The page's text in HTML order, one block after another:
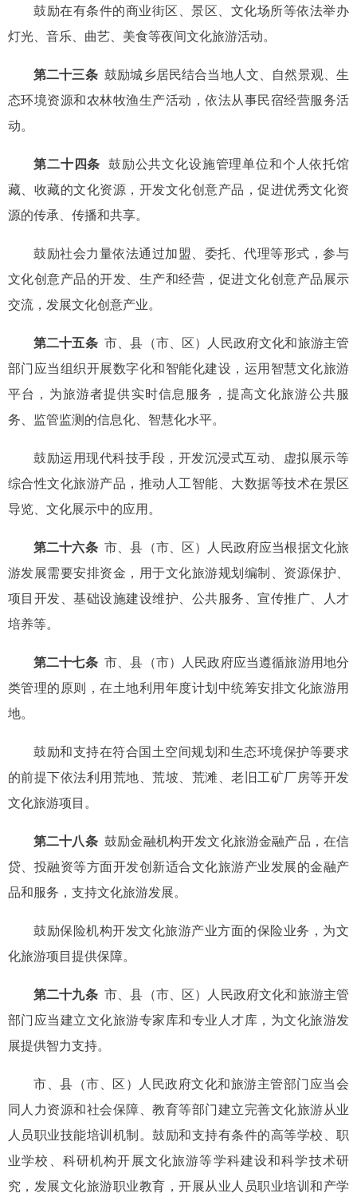
鼓励在有条件的商业街区、景区、文化场所等依法举办
灯光、音乐、曲艺、美食等夜间文化旅游活动。
第二十三条鼓励城乡居民结合当地人文、自然景观、生
态环境资源和农林牧渔生产活动，依法从事民宿经营服务活
动。
第二十四条 鼓励公共文化设施管理单位和个人依托馆
藏、收藏的文化资源，开发文化创意产品，促进优秀文化资
源的传承、传播和共享。
鼓励社会力量依法通过加盟、委托、代理等形式，参与
文化创意产品的开发、生产和经营，促进文化创意产品展示
交流，发展文化创意产业。
第二十五条市、县（市、区）人民政府文化和旅游主管
部门应当组织开展数字化和智能化建设，运用智慧文化旅游
平台，为旅游者提供实时信息服务，提高文化旅游公共服
务、监管监测的信息化、智慧化水平。
鼓励运用现代科技手段，开发沉浸式互动、虚拟展示等
综合性文化旅游产品，推动人工智能、大数据等技术在景区
导览、文化展示中的应用。
第二十六条市、县（市、区）人民政府应当根据文化旅
游发展需要安排资金，用于文化旅游规划编制、资源保护、
项目开发、基础设施建设维护、公共服务、宣传推广、人才
培养等。
第二十七条市、县（市）人民政府应当遵循旅游用地分
类管理的原则，在土地利用年度计划中统筹安排文化旅游用
地。
鼓励和支持在符合国土空间规划和生态环境保护等要求
的前提下依法利用荒地、荒坡、荒滩、老旧工矿厂房等开发
文化旅游项目。
第二十八条鼓励金融机构开发文化旅游金融产品，在信
贷、投融资等方面开发创新适合文化旅游产业发展的金融产
品和服务，支持文化旅游发展。
鼓励保险机构开发文化旅游产业方面的保险业务，为文
化旅游项目提供保障。
第二十九条市、县（市、区）人民政府文化和旅游主管
部门应当建立文化旅游专家库和专业人才库，为文化旅游发
展提供智力支持。
市、县（市、区）人民政府文化和旅游主管部门应当会
同人力资源和社会保障、教育等部门建立完善文化旅游从业
人员职业技能培训机制。鼓励和支持有条件的高等学校、职
业学校、科研机构开展文化旅游等学科建设和科学技术研
究，发展文化旅游职业教育，开展从业人员职业培训和产学